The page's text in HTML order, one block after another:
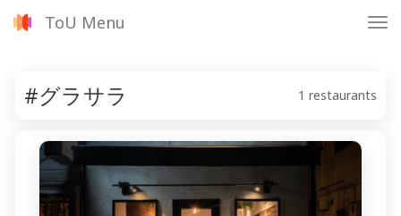
ToU Menu
#グラサラ 1 restaurants